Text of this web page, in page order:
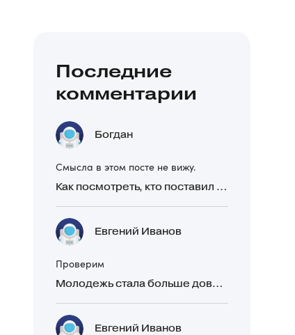
Последние
комментарии
Богдан
Смысла в этом посте не вижу.
Как посмотреть, кто поставил реакцию в Telegram
Евгений Иванов
Проверим
Молодежь стала больше доверять рекомендациям в закрытых Telegram-чатах, чем официальной рекламе
Евгений Иванов